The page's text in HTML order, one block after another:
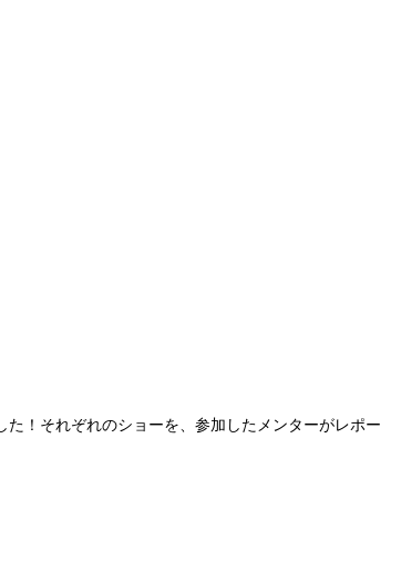
！それぞれのショーを、参加したメンターがレポー